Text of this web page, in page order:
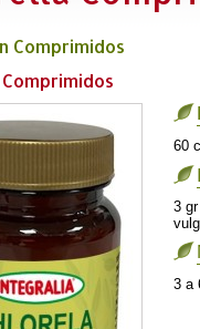
Comprimidos
60
3
3 a